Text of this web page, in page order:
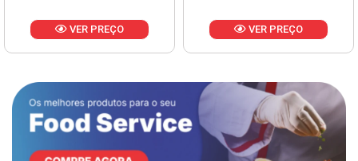
VER PREÇO VER PREÇO